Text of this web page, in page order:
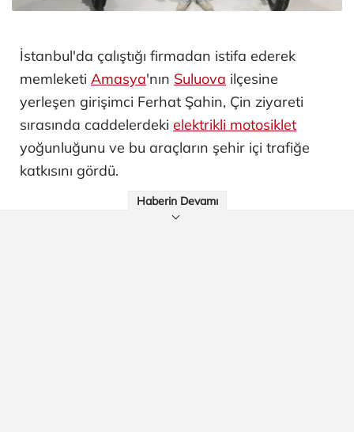
İstanbul'da çalıştığı firmadan istifa ederek
memleketi Amasya'nın Suluova ilçesine
yerleşen girişimci Ferhat Şahin, Çin ziyareti
sırasında caddelerdeki elektrikli motosiklet
yoğunluğunu ve bu araçların şehir içi trafiğe
katkısını gördü.
Haberin Devamı